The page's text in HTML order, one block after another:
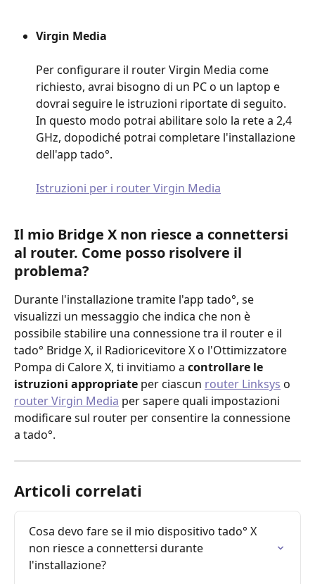
Virgin Media
Per configurare il router Virgin Media come
richiesto, avrai bisogno di un PC o un laptop e
dovrai seguire le istruzioni riportate di seguito.
In questo modo potrai abilitare solo la rete a 2,4
GHz, dopodiché potrai completare l'installazione
dell'app tado°.
Istruzioni per i router Virgin Media
Il mio Bridge X non riesce a connettersi
al router. Come posso risolvere il
problema?
Durante l'installazione tramite l'app tado°, se
visualizzi un messaggio che indica che non è
possibile stabilire una connessione tra il router e il
tado° Bridge X, il Radioricevitore X o l'Ottimizzatore
Pompa di Calore X, ti invitiamo a controllare le
istruzioni appropriate per ciascun router Linksys o
router Virgin Media per sapere quali impostazioni
modificare sul router per consentire la connessione
a tado°.
Articoli correlati
Cosa devo fare se il mio dispositivo tado° X
non riesce a connettersi durante
l'installazione?